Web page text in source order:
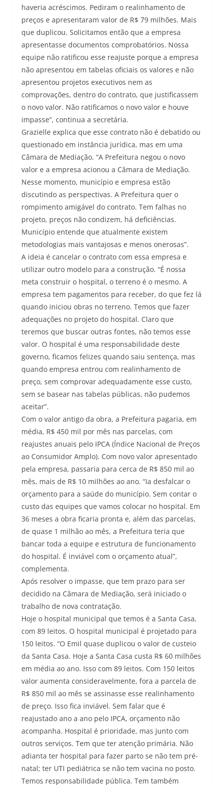
haveria acréscimos. Pediram o realinhamento de
preços e apresentaram valor de R$ 79 milhões. Mais
que duplicou. Solicitamos então que a empresa
apresentasse documentos comprobatórios. Nossa
equipe não ratificou esse reajuste porque a empresa
não apresentou em tabelas oficiais os valores e não
apresentou projetos executivos nem as
comprovações, dentro do contrato, que justificassem
o novo valor. Não ratificamos o novo valor e houve
impasse”, continua a secretária.
Grazielle explica que esse contrato não é debatido ou
questionado em instância jurídica, mas em uma
Câmara de Mediação. “A Prefeitura negou o novo
valor e a empresa acionou a Câmara de Mediação.
Nesse momento, município e empresa estão
discutindo as perspectivas. A Prefeitura quer o
rompimento amigável do contrato. Tem falhas no
projeto, preços não condizem, há deficiências.
Município entende que atualmente existem
metodologias mais vantajosas e menos onerosas”.
A ideia é cancelar o contrato com essa empresa e
utilizar outro modelo para a construção. “É nossa
meta construir o hospital, o terreno é o mesmo. A
empresa tem pagamentos para receber, do que fez lá
quando iniciou obras no terreno. Temos que fazer
adequações no projeto do hospital. Claro que
teremos que buscar outras fontes, não temos esse
valor. O hospital é uma responsabilidade deste
governo, ficamos felizes quando saiu sentença, mas
quando empresa entrou com realinhamento de
preço, sem comprovar adequadamente esse custo,
sem se basear nas tabelas públicas, não pudemos
aceitar”.
Com o valor antigo da obra, a Prefeitura pagaria, em
média, R$ 450 mil por mês nas parcelas, com
reajustes anuais pelo IPCA (Índice Nacional de Preços
ao Consumidor Amplo). Com novo valor apresentado
pela empresa, passaria para cerca de R$ 850 mil ao
mês, mais de R$ 10 milhões ao ano. “Ia desfalcar o
orçamento para a saúde do município. Sem contar o
custo das equipes que vamos colocar no hospital. Em
36 meses a obra ficaria pronta e, além das parcelas,
de quase 1 milhão ao mês, a Prefeitura teria que
bancar toda a equipe e estrutura de funcionamento
do hospital. É inviável com o orçamento atual”,
complementa.
Após resolver o impasse, que tem prazo para ser
decidido na Câmara de Mediação, será iniciado o
trabalho de nova contratação.
Hoje o hospital municipal que temos é a Santa Casa,
com 89 leitos. O hospital municipal é projetado para
150 leitos. “O Emil quase duplicou o valor de custeio
da Santa Casa. Hoje a Santa Casa custa R$ 60 milhões
em média ao ano. Isso com 89 leitos. Com 150 leitos
valor aumenta consideravelmente, fora a parcela de
R$ 850 mil ao mês se assinasse esse realinhamento
de preço. Isso fica inviável. Sem falar que é
reajustado ano a ano pelo IPCA, orçamento não
acompanha. Hospital é prioridade, mas junto com
outros serviços. Tem que ter atenção primária. Não
adianta ter hospital para fazer parto se não tem pré-
natal; ter UTI pediátrica se não tem vacina no posto.
Temos responsabilidade pública. Tem também